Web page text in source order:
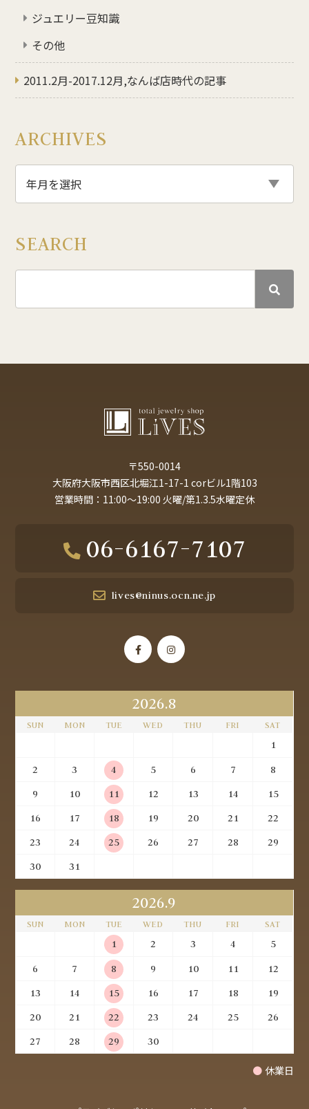
ジュエリー豆知識
その他
2011.2月-2017.12月,なんば店時代の記事
ARCHIVES
SEARCH
〒550-0014
大阪府大阪市西区北堀江1-17-1 corビル1階103
営業時間：11:00～19:00 火曜/第1.3.5水曜定休
06-6167-7107
lives@ninus.ocn.ne.jp
2026.8
SUN MON TUE WED THU FRI SAT
1
2
3 4 5 6 7
8
9
10 11 12 13 14
15
16
17 18 19 20 21
22
23
24 25 26 27 28
29
30
31
2026.9
SUN MON TUE WED THU FRI SAT
1 2 3 4
5
6
7 8 9 10 11
12
13
14 15 16 17 18
19
20
21 22 23 24 25
26
27
28 29 30
● 休業日